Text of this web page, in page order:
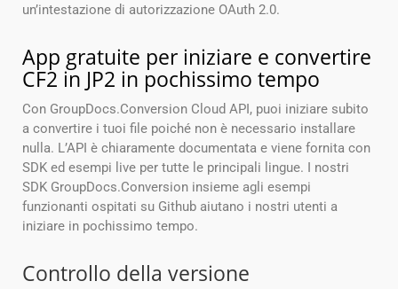
un’intestazione di autorizzazione OAuth 2.0.
App gratuite per iniziare e convertire
CF2 in JP2 in pochissimo tempo
Con GroupDocs.Conversion Cloud API, puoi iniziare subito
a convertire i tuoi file poiché non è necessario installare
nulla. L’API è chiaramente documentata e viene fornita con
SDK ed esempi live per tutte le principali lingue. I nostri
SDK GroupDocs.Conversion insieme agli esempi
funzionanti ospitati su Github aiutano i nostri utenti a
iniziare in pochissimo tempo.
Controllo della versione